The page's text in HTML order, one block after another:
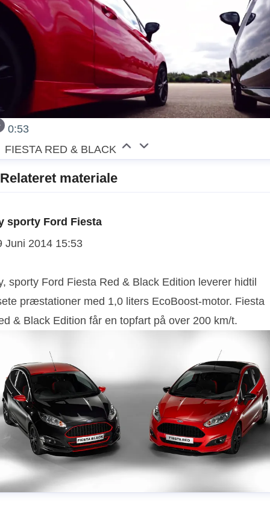
0:53
FIESTA RED & BLACK
Relateret materiale
sporty Ford Fiesta
Juni 2014 15:53
sporty Ford Fiesta Red & Black Edition leverer hidtil
præstationer med 1,0 liters EcoBoost-motor. Fiesta
& Black Edition får en topfart på over 200 km/t.